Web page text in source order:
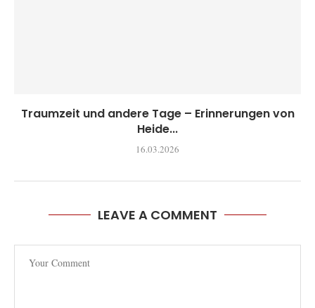
Traumzeit und andere Tage – Erinnerungen von
Heide...
16.03.2026
LEAVE A COMMENT